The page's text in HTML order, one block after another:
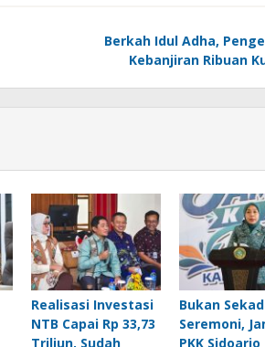
Berkah Idul Adha,
Kebanjiran Ribuan
Realisasi Investasi
NTB Capai Rp 33,73
Triliun, Sudah
Bukan
Seremoni,
PKK Sidoarjo